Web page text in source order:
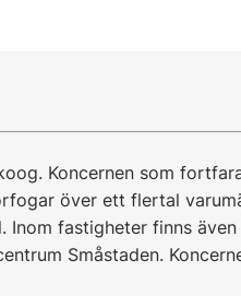
Koncernen som
över ett flertal
Inom fastigheter finns
Småstaden.